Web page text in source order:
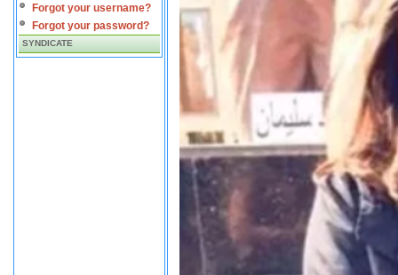
Forgot your username?
Forgot your password?
SYNDICATE